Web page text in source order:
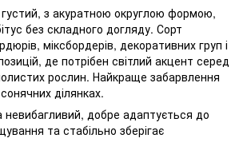
з акуратною округлою формою,
без складного догляду. Сорт
міксбордерів, декоративних груп і
де потрібен світлий акцент серед
рослин. Найкраще забарвлення
ділянках.
добре адаптується до
та стабільно зберігає